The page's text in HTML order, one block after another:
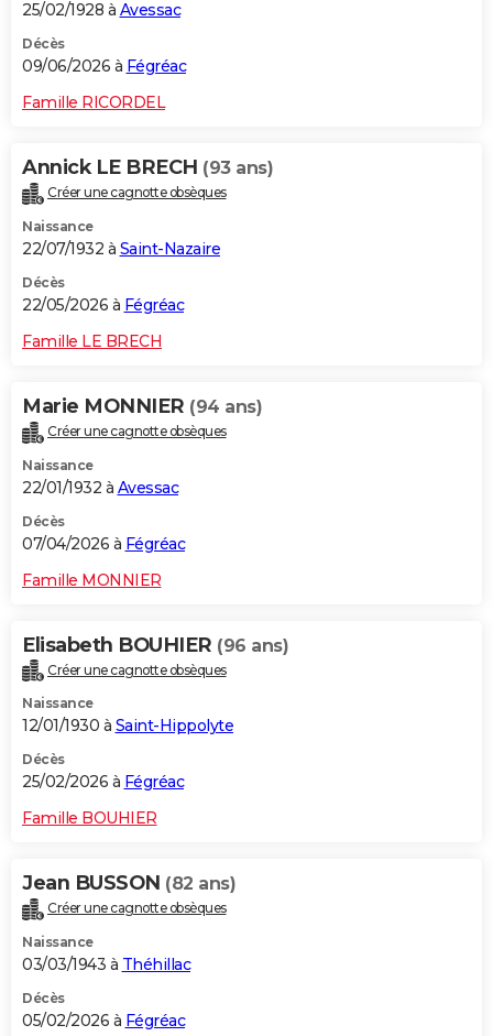
25/02/1928 à Avessac
Décès
09/06/2026 à Fégréac
Famille RICORDEL
Annick LE BRECH (93 ans)
Créer une cagnotte obsèques
Naissance
22/07/1932 à Saint-Nazaire
Décès
22/05/2026 à Fégréac
Famille LE BRECH
Marie MONNIER (94 ans)
Créer une cagnotte obsèques
Naissance
22/01/1932 à Avessac
Décès
07/04/2026 à Fégréac
Famille MONNIER
Elisabeth BOUHIER (96 ans)
Créer une cagnotte obsèques
Naissance
12/01/1930 à Saint-Hippolyte
Décès
25/02/2026 à Fégréac
Famille BOUHIER
Jean BUSSON (82 ans)
Créer une cagnotte obsèques
Naissance
03/03/1943 à Théhillac
Décès
05/02/2026 à Fégréac